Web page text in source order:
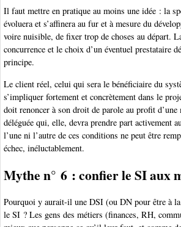
Il faut mettre en pratique au moins une idée : la
évoluera et s’affinera au fur et à mesure du
voire nuisible, de fixer trop de choses au départ.
concurrence et le choix d’un éventuel prestataire
principe.
Le client réel, celui qui sera le bénéficiaire du
s’impliquer fortement et concrètement dans le
doit renoncer à son droit de parole au profit d’une
déléguée qui, elle, devra prendre part activement
l’une ni l’autre de ces conditions ne peut être
échec, inéluctablement.
Mythe n° 6 : confier le SI aux
Pourquoi y aurait-il une DSI (ou DN pour être à
le SI ? Les gens des métiers (finances, RH,